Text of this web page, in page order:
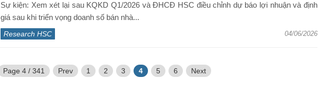
Sự kiện: Xem xét lại sau KQKD Q1/2026 và ĐHCĐ HSC điều chỉnh dự báo lợi nhuận và định
giá sau khi triển vọng doanh số bán nhà...
Research HSC 04/06/2026
Page 4 / 341 Prev 1 2 3 4 5 6 Next